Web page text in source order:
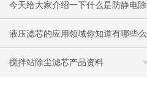
今天给大家介绍一下什么是防静电除
尘滤筒
液压滤芯的应用领域你知道有哪些么
搅拌站除尘滤芯产品资料